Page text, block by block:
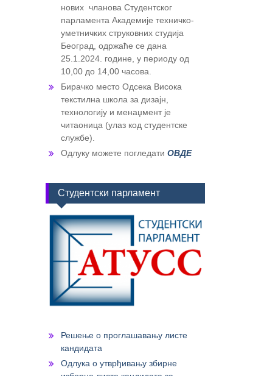
нових чланова Студентског
парламента Академије техничко-
уметничких струковних студија
Београд, одржаће се дана
25.1.2024. године, у периоду од
10,00 до 14,00 часова.
Бирачко место Одсека Висока
текстилна школа за дизајн,
технологију и менаџмент је
читаоница (улаз код студентске
службе).
Одлуку можете погледати ОВДЕ
Студентски парламент
Решење о проглашавању листе
кандидата
Одлука о утврђивању збирне